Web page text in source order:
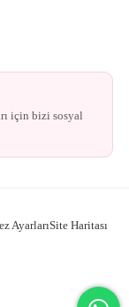
için bizi sosyal
AyarlarıSite Haritası